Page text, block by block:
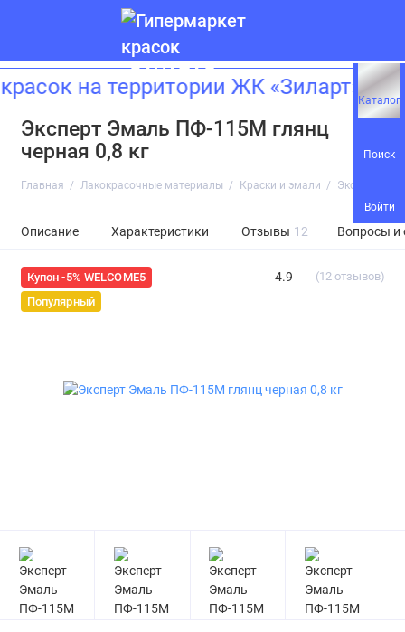
Каталог
Поиск
Войти
на территории ЖК «Зиларт»!
Эксперт Эмаль ПФ-115М глянц
черная 0,8 кг
Главная Лакокрасочные материалы Краски и эмали Эксперт
Описание Характеристики Отзывы 12 Вопросы и
Купон -5% WELCOME5
Популярный
4.9 (12 отзывов)